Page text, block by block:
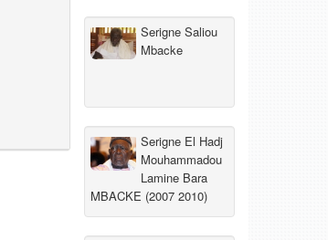
Serigne Saliou
Mbacke
Serigne El Hadj
Mouhammadou
Lamine Bara
MBACKE (2007 2010)